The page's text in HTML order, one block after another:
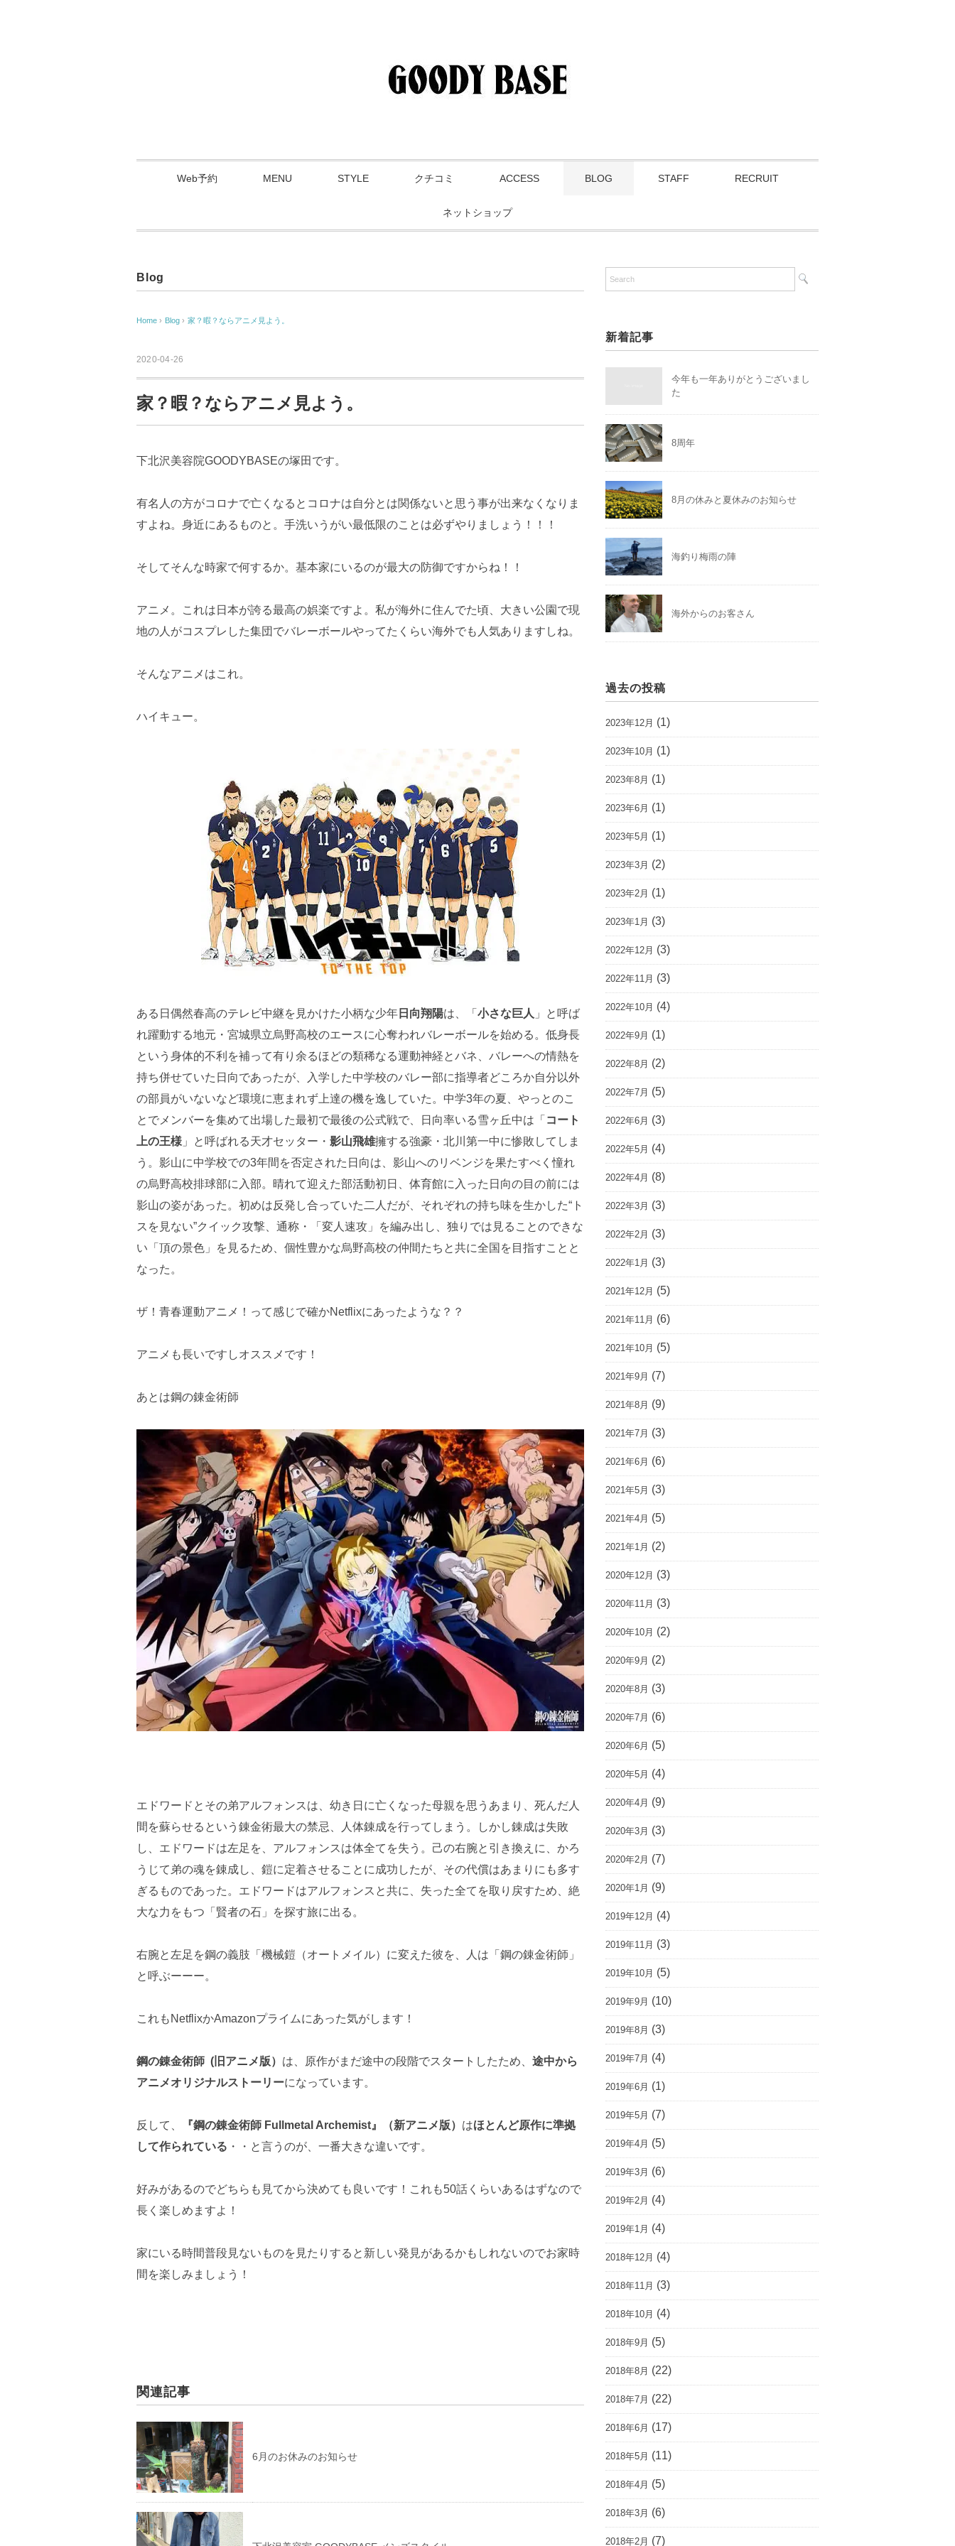
Web予約 MENU STYLE クチコミ ACCESS BLOG STAFF RECRUIT
ネットショップ
Blog
Home › Blog › 家？暇？ならアニメ見よう。
2020-04-26
家？暇？ならアニメ見よう。
下北沢美容院GOODYBASEの塚田です。
有名人の方がコロナで亡くなるとコロナは自分とは関係ないと思う事が出来なくなりま
すよね。身近にあるものと。手洗いうがい最低限のことは必ずやりましょう！！！
そしてそんな時家で何するか。基本家にいるのが最大の防御ですからね！！
アニメ。これは日本が誇る最高の娯楽ですよ。私が海外に住んでた頃、大きい公園で現
地の人がコスプレした集団でバレーボールやってたくらい海外でも人気ありますしね。
そんなアニメはこれ。
ハイキュー。
ある日偶然春高のテレビ中継を見かけた小柄な少年 日向翔陽は、「 小さな巨人 」と呼ば
れ躍動する地元・宮城県立烏野高校のエースに心奪われバレーボールを始める。低身長
という身体的不利を補って有り余るほどの類稀なる運動神経とバネ、バレーへの情熱を
持ち併せていた日向であったが、入学した中学校のバレー部に指導者どころか自分以外
の部員がいないなど環境に恵まれず上達の機を逸していた。中学3年の夏、やっとのこ
とでメンバーを集めて出場した最初で最後の公式戦で、日向率いる雪ヶ丘中は「 コート
上の王様 」と呼ばれる天才セッター・ 影山飛雄擁する強豪・北川第一中に惨敗してしま
う。影山に中学校での3年間を否定された日向は、影山へのリベンジを果たすべく憧れ
の烏野高校排球部に入部。晴れて迎えた部活動初日、体育館に入った日向の目の前には
影山の姿があった。初めは反発し合っていた二人だが、それぞれの持ち味を生かした“ト
スを見ない”クイック攻撃、通称・「変人速攻」を編み出し、独りでは見ることのできな
い「頂の景色」を見るため、個性豊かな烏野高校の仲間たちと共に全国を目指すことと
なった。
ザ！青春運動アニメ！って感じで確かNetflixにあったような？？
アニメも長いですしオススメです！
あとは鋼の錬金術師
エドワードとその弟アルフォンスは、幼き日に亡くなった母親を思うあまり、死んだ人
間を蘇らせるという錬金術最大の禁忌、人体錬成を行ってしまう。しかし錬成は失敗
し、エドワードは左足を、アルフォンスは体全てを失う。己の右腕と引き換えに、かろ
うじて弟の魂を錬成し、鎧に定着させることに成功したが、その代償はあまりにも多す
ぎるものであった。エドワードはアルフォンスと共に、失った全てを取り戻すため、絶
大な力をもつ「賢者の石」を探す旅に出る。
右腕と左足を鋼の義肢「機械鎧（オートメイル）に変えた彼を、人は「鋼の錬金術師」
と呼ぶーーー。
これもNetflixかAmazonプライムにあった気がします！
鋼の錬金術師 (旧アニメ版） は、原作がまだ途中の段階でスタートしたため、 途中から
アニメオリジナルストーリーになっています。
反して、 『鋼の錬金術師 Fullmetal Archemist』（新アニメ版） はほとんど原作に準拠
して作られている ・・と言うのが、一番大きな違いです。
好みがあるのでどちらも見てから決めても良いです！これも50話くらいあるはずなので
長く楽しめますよ！
家にいる時間普段見ないものを見たりすると新しい発見があるかもしれないのでお家時
間を楽しみましょう！
関連記事
6月のお休みのお知らせ
新着記事
今年も一年ありがとうございまし
た
8周年
8月の休みと夏休みのお知らせ
海釣り梅雨の陣
海外からのお客さん
過去の投稿
2023年12月 (1)
2023年10月 (1)
2023年8月 (1)
2023年6月 (1)
2023年5月 (1)
2023年3月 (2)
2023年2月 (1)
2023年1月 (3)
2022年12月 (3)
2022年11月 (3)
2022年10月 (4)
2022年9月 (1)
2022年8月 (2)
2022年7月 (5)
2022年6月 (3)
2022年5月 (4)
2022年4月 (8)
2022年3月 (3)
2022年2月 (3)
2022年1月 (3)
2021年12月 (5)
2021年11月 (6)
2021年10月 (5)
2021年9月 (7)
2021年8月 (9)
2021年7月 (3)
2021年6月 (6)
2021年5月 (3)
2021年4月 (5)
2021年1月 (2)
2020年12月 (3)
2020年11月 (3)
2020年10月 (2)
2020年9月 (2)
2020年8月 (3)
2020年7月 (6)
2020年6月 (5)
2020年5月 (4)
2020年4月 (9)
2020年3月 (3)
2020年2月 (7)
2020年1月 (9)
2019年12月 (4)
2019年11月 (3)
2019年10月 (5)
2019年9月 (10)
2019年8月 (3)
2019年7月 (4)
2019年6月 (1)
2019年5月 (7)
2019年4月 (5)
2019年3月 (6)
2019年2月 (4)
2019年1月 (4)
2018年12月 (4)
2018年11月 (3)
2018年10月 (4)
2018年9月 (5)
2018年8月 (22)
2018年7月 (22)
2018年6月 (17)
2018年5月 (11)
2018年4月 (5)
2018年3月 (6)
2018年2月 (7)